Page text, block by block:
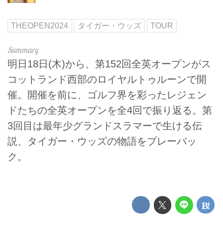
THEOPEN2024 タイガー・ウッズ TOUR
明日18日(木)から、第152回全英オープンがス
コットランド西部のロイヤルトゥルーンで開
催。開催を前に、ゴルフ界を彩ったレジェン
ドたちの全英オープンを全4回で振り返る。第
3回目は最年少グランドスラマーで生ける伝
説、タイガー・ウッズの物語をプレーバッ
ク。